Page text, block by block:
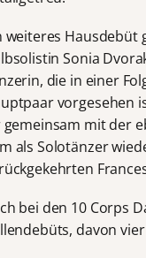
weiteres Hausdebüt
Sonia
die in einer
vorgesehen
gemeinsam mit der
als Solotänzer
bei den 10 Corps
davon